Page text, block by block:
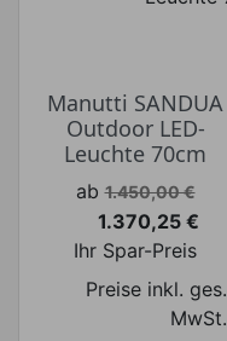
Manutti SANDUA
Outdoor LED-
Leuchte 70cm
Verkaufspreis
ab 1.450,00 €
Preis
1.370,25 €
Ihr Spar-Preis
Preise inkl. ges.
MwSt.